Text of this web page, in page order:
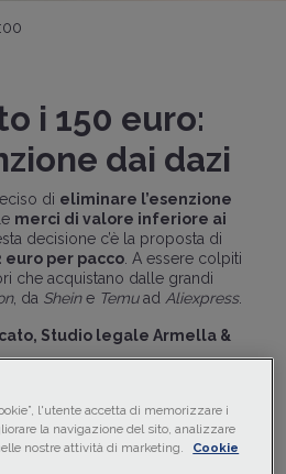
i 150 euro:
dai dazi
di eliminare l’esenzione
merci di valore inferiore ai
decisione c’è la proposta di
euro per pacco. A essere colpiti
che acquistano dalle grandi
, da Sheine Temuad Aliexpress.
Studio legale Armella &
l'utente accetta di memorizzare i
la navigazione del sito, analizzare
nostre attività di marketing.
Cookie